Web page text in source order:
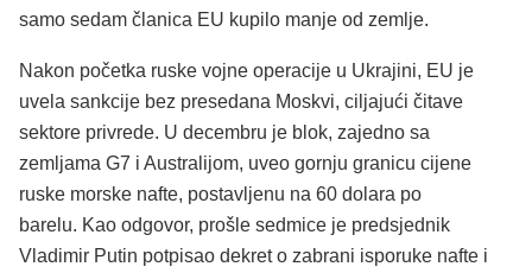
samo sedam članica EU kupilo manje od zemlje.
Nakon početka ruske vojne operacije u Ukrajini, EU je
uvela sankcije bez presedana Moskvi, ciljajući čitave
sektore privrede. U decembru je blok, zajedno sa
zemljama G7 i Australijom, uveo gornju granicu cijene
ruske morske nafte, postavljenu na 60 dolara po
barelu. Kao odgovor, prošle sedmice je predsjednik
Vladimir Putin potpisao dekret o zabrani isporuke nafte i